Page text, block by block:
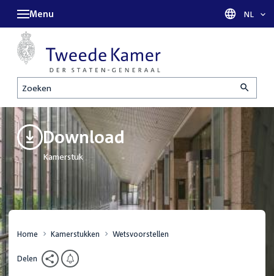
Zoeken
Menu Taal
NL
Download
Kamerstuk
Home Kamerstukken Wetsvoorstellen
Delen